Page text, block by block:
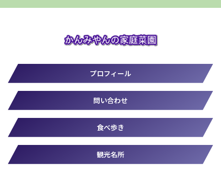
プロフィール
問い合わせ
食べ歩き
観光名所